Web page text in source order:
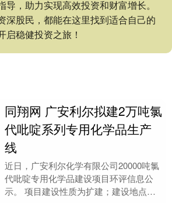
导，助力实现高效投资和财富增长。
深股民，都能在这里找到适合自己的
启稳健投资之旅！
同翔网 广安利尔拟建2万吨氯
代吡啶系列专用化学品生产
线
近日，广安利尔化学有限公司20000吨氯
代吡啶专用化学品建设项目环评信息公
示。 项目建设性质为扩建；建设地点位